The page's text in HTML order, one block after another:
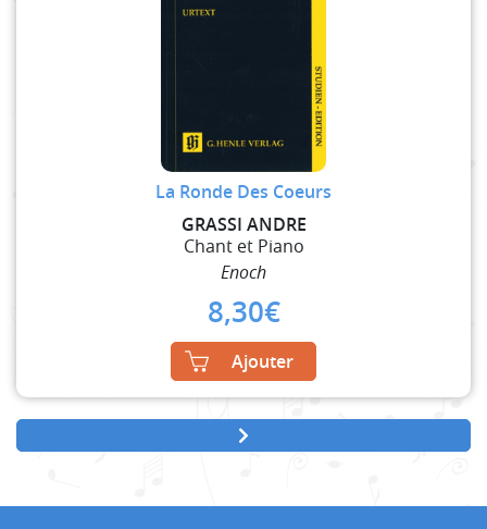
La Ronde Des Coeurs
GRASSI ANDRE
Chant et Piano
Enoch
8,30€
Ajouter